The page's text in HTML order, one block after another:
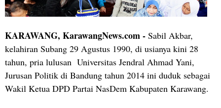
KARAWANG, KarawangNews.com - Sabil Akbar,
kelahiran Subang 29 Agustus 1990, di usianya kini 28
tahun, pria lulusan Universitas Jendral Ahmad Yani,
Jurusan Politik di Bandung tahun 2014 ini duduk sebagai
Wakil Ketua DPD Partai NasDem Kabupaten Karawang.